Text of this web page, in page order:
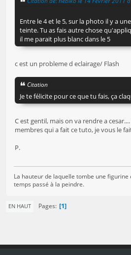
Entre le 4 et le 5, sur la photo il y a
teinte. Tu as fais autre chose
il me parait plus blanc dans le 5
c est un probleme d eclairage/ Flash
Citation
Je te félicite pour ce que tu fais, ça
C est gentil, mais on va rendre a
membres qui a fait ce tuto, je vous le
P.
La hauteur de laquelle tombe une
temps passé à la peindre.
EN HAUT Pages 1